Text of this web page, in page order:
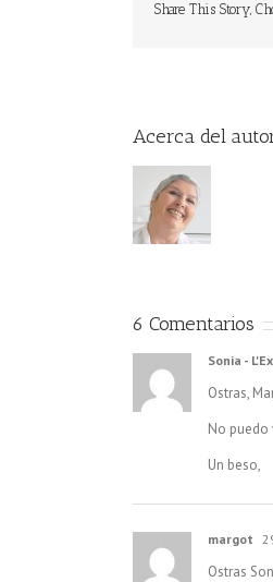
Share This Story,
Acerca del
6 Comentarios
Sonia -
Ostras,
No puedo
Un beso,
margot
Ostras